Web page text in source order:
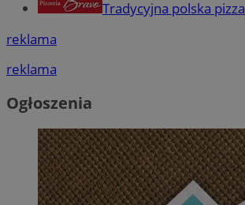
Tradycyjna polska pizza
reklama
reklama
Ogłoszenia